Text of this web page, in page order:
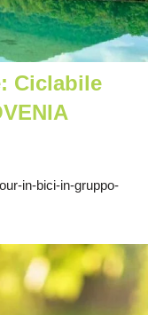
Ciclabile
in-bici-in-gruppo-